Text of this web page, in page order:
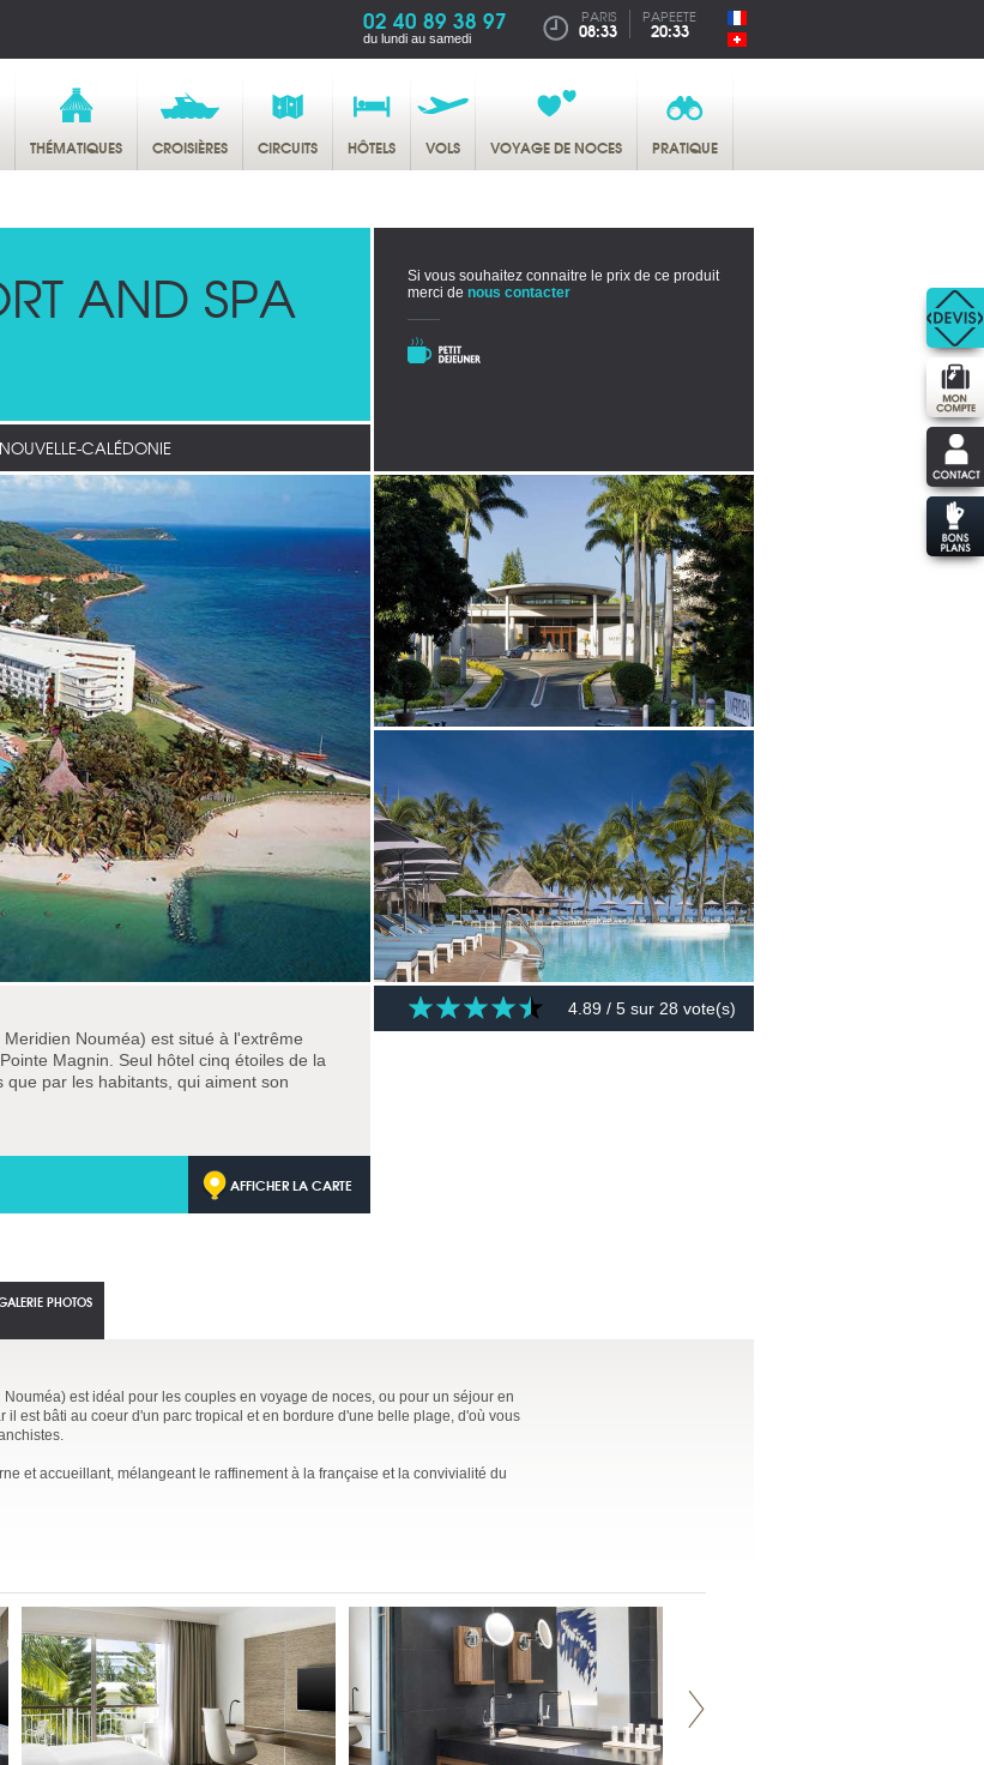
02 40 89 38 97
du lundi au samedi
PARIS
08:33
PAPEETE
20:33
THÉMATIQUES CROISIÈRES CIRCUITS HÔTELS VOLS VOYAGE DE NOCES PRATIQUE
AND SPA
NOUVELLE-CALÉDONIE
Si vous souhaitez connaitre le prix de ce produit
merci de nous contacter
Meridien Nouméa) est situé à l'extrême
Magnin. Seul hôtel cinq étoiles de la
par les habitants, qui aiment son
AFFICHER LA CARTE
4.89 / 5 sur 28 vote(s)
Nouméa) est idéal pour les couples en voyage de noces, ou pour un séjour en
est bâti au coeur d'un parc tropical et en bordure d'une belle plage, d'où vous
et accueillant, mélangeant le raffinement à la française et la convivialité du
PHOTOS